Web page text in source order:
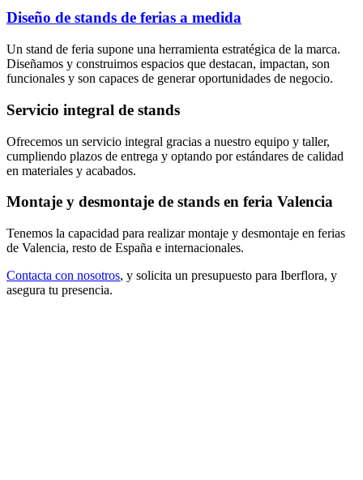
Diseño de stands de ferias a medida
Un stand de feria supone una herramienta estratégica de la marca.
Diseñamos y construimos espacios que destacan, impactan, son
funcionales y son capaces de generar oportunidades de negocio.
Servicio integral de stands
Ofrecemos un servicio integral gracias a nuestro equipo y taller,
cumpliendo plazos de entrega y optando por estándares de calidad
en materiales y acabados.
Montaje y desmontaje de stands en feria Valencia
Tenemos la capacidad para realizar montaje y desmontaje en ferias
de Valencia, resto de España e internacionales.
Contacta con nosotros, y solicita un presupuesto para Iberflora, y
asegura tu presencia.